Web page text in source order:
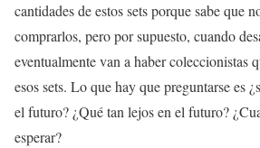
cantidades de estos sets porque sabe que
comprarlos, pero por supuesto, cuando
eventualmente van a haber coleccionistas
esos sets. Lo que hay que preguntarse es
el futuro? ¿Qué tan lejos en el futuro?
esperar?